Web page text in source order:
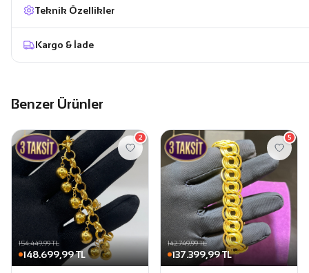
Teknik Özellikler
Kargo & İade
Benzer Ürünler
154.449,99 TL
148.699,99 TL
2
142.749,99 TL
137.399,99 TL
5